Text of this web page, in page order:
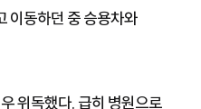
이동하던 중 승용차와
위독했다. 급히 병원으로